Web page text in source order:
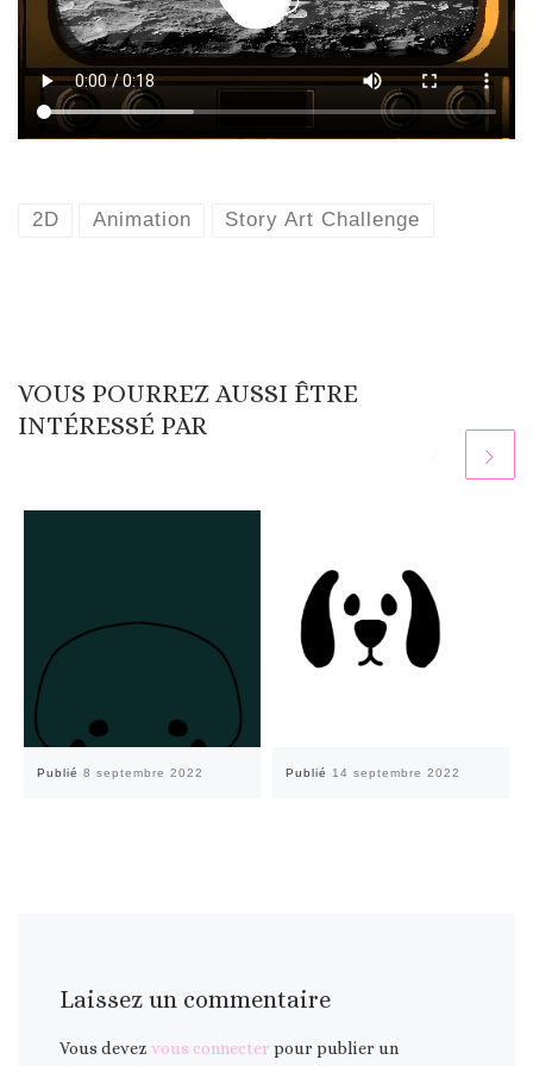
2D Animation Story Art Challenge
VOUS POURREZ AUSSI ÊTRE
INTÉRESSÉ PAR
Publié 8 septembre 2022 Publié 14 septembre 2022
Laissez un commentaire
Vous devezvous connecter pour publier un